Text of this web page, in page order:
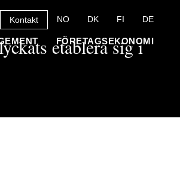
DE
FI
DK
NO
Kontakt
FÖRETAGSEKONOMI
etablera sig i